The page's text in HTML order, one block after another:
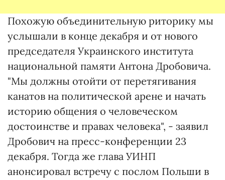
Похожую объединительную риторику мы
услышали в конце декабря и от нового
председателя Украинского института
национальной памяти Антона Дробовича.
"Мы должны отойти от перетягивания
канатов на политической арене и начать
историю общения о человеческом
достоинстве и правах человека", - заявил
Дробович на пресс-конференции 23
декабря. Тогда же глава УИНП
анонсировал встречу с послом Польши в